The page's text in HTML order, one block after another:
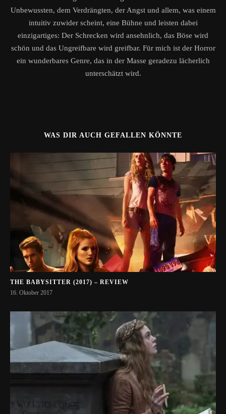
Unbewussten, dem Verdrängten, der Angst und allem, was einem
intuitiv zuwider scheint, eine Bühne und leisten dabei
einzigartiges: Der Schrecken wird ansehnlich, das Böse wird
schön und das Ungreifbare wird greifbar. Für mich ist der Horror
ein wunderbares Genre, das in der Masse geradezu lächerlich
unterschätzt wird.
WAS DIR AUCH GEFALLEN KÖNNTE
THE BABYSITTER (2017) – REVIEW
16. Oktober 2017